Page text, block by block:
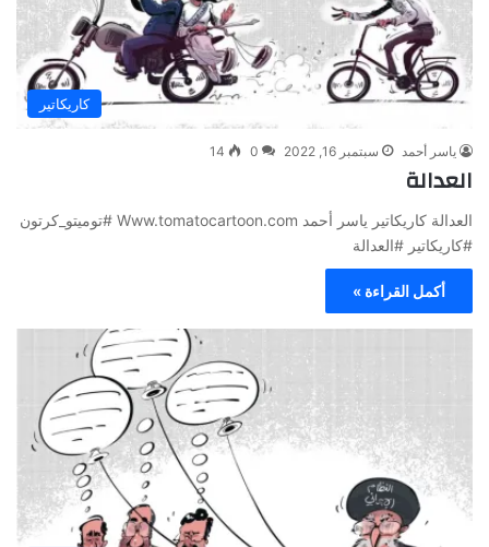
كاريكاتير
ياسر أحمد سبتمبر 16, 2022 0
14
العدالة
العدالة كاريكاتير ياسر أحمد Www.tomatocartoon.com #توميتو_كرتون
#كاريكاتير #العدالة
أكمل القراءة »